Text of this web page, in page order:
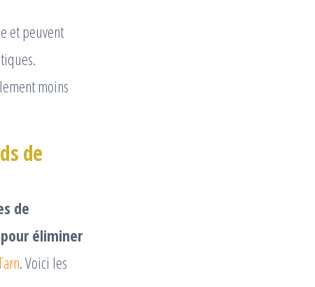
et peuvent
moins
de
de
pour éliminer
. Voici les